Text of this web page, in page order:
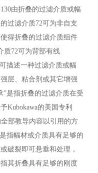
由折叠的过滤介质或幅
过滤介质72可为非自支
得折叠的过滤介质组件
质72可为背部有线
描述一种过滤介质或幅
层、粘合剂或其它增强
”是指折叠的过滤介质在受
Kubokawa的美国专利
部教导内容以引用的方
指幅材或介质具有足够的
破裂即可悬垂和处理，
其折叠具有足够的刚度